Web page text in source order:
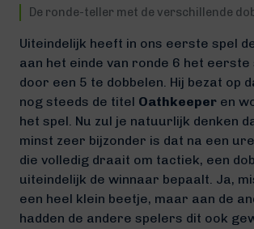
De ronde-teller met de verschillende
Uiteindelijk heeft in ons eerste spel
aan het einde van ronde 6 het eerste
door een 5 te dobbelen. Hij bezat op
nog steeds de titel Oathkeeper en
het spel. Nu zul je natuurlijk denken
minst zeer bijzonder is dat na een
die volledig draait om tactiek, een
uiteindelijk de winnaar bepaalt. Ja,
een heel klein beetje, maar aan de
hadden de andere spelers dit ook